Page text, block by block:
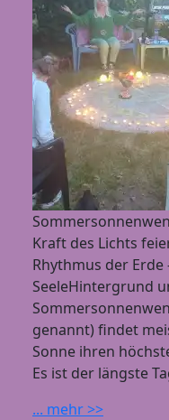
Kraft des Lichts
Rhythmus der
SeeleHintergrund
genannt) findet
Sonne ihren
Es ist der längste
... mehr >>